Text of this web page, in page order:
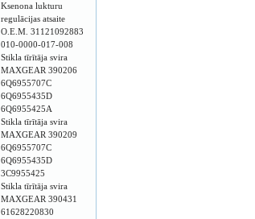
Ksenona lukturu
regulācijas atsaite
O.E.M. 31121092883
010-0000-017-008
Stikla tīrītāja svira
MAXGEAR 390206
6Q6955707C
6Q6955435D
6Q6955425A
Stikla tīrītāja svira
MAXGEAR 390209
6Q6955707C
6Q6955435D
3C9955425
Stikla tīrītāja svira
MAXGEAR 390431
61628220830